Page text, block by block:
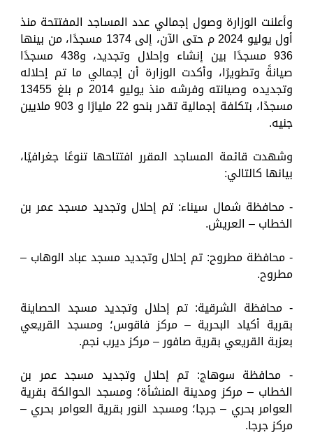
وأعلنت الوزارة وصول إجمالي عدد المساجد المفتتحة منذ
أول يوليو 2024 م حتى الآن، إلى 1374 مسجدًا، من بينها
936 مسجدًا بين إنشاء وإحلال وتجديد، و438 مسجدًا
صيانةً وتطويرًا، وأكدت الوزارة أن إجمالي ما تم إحلاله
وتجديده وصيانته وفرشه منذ يوليو 2014 م بلغ 13455
مسجدًا، بتكلفة إجمالية تقدر بنحو 22 مليارًا و 903 ملايين
جنيه.
وشهدت قائمة المساجد المقرر افتتاحها تنوعًا جغرافيًا،
بيانها كالتالي:
- محافظة شمال سيناء: تم إحلال وتجديد مسجد عمر بن
الخطاب – العريش.
- محافظة مطروح: تم إحلال وتجديد مسجد عباد الوهاب –
مطروح.
- محافظة الشرقية: تم إحلال وتجديد مسجد الحصاينة
بقرية أكياد البحرية – مركز فاقوس؛ ومسجد القريعي
بعزبة القريعي بقرية صافور – مركز ديرب نجم.
- محافظة سوهاج: تم إحلال وتجديد مسجد عمر بن
الخطاب – مركز ومدينة المنشأة؛ ومسجد الحوالكة بقرية
العوامر بحري – جرجا؛ ومسجد النور بقرية العوامر بحري –
مركز جرجا.